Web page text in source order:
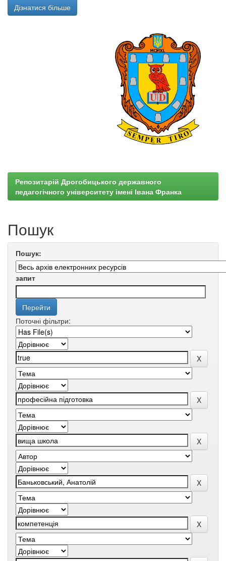
Дізнатися більше
Репозитарій Дрогобицького державного
педагогічного університету імені Івана Франка
Пошук
Пошук:
запит
Поточні фільтри: